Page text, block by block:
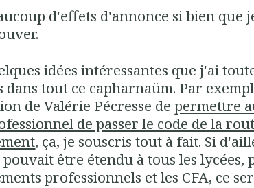
d'effets d'annonce si bien que
idées intéressantes que j'ai
dans tout ce capharnaüm. Par
de Valérie Pécresse depermettre
de passer le code de la
, ça, je souscris tout à fait. Si
être étendu à tous les lycées,
professionnels et les CFA, ce